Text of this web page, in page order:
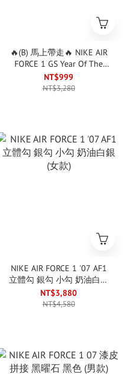
🔥(B) 馬上帶走🔥 NIKE AIR
FORCE 1 GS Year Of The
Rabbit CNY 兔年限定 (GS/大
童)
NT$999
NT$3,280
NIKE AIR FORCE 1 '07 AF1
立體勾 銀勾 小勾 奶油白銀
(女款)
NT$3,880
NT$4,580